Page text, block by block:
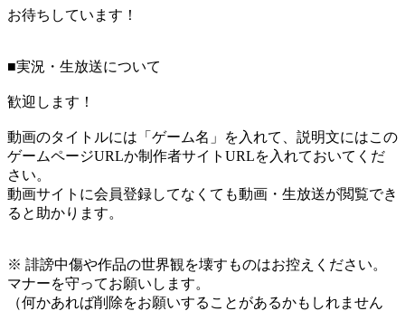
お待ちしています！
■実況・生放送について
歓迎します！
動画のタイトルには「ゲーム名」を入れて、説明文にはこの
ゲームページURLか制作者サイトURLを入れておいてくだ
さい。
動画サイトに会員登録してなくても動画・生放送が閲覧でき
ると助かります。
※ 誹謗中傷や作品の世界観を壊すものはお控えください。
マナーを守ってお願いします。
（何かあれば削除をお願いすることがあるかもしれません